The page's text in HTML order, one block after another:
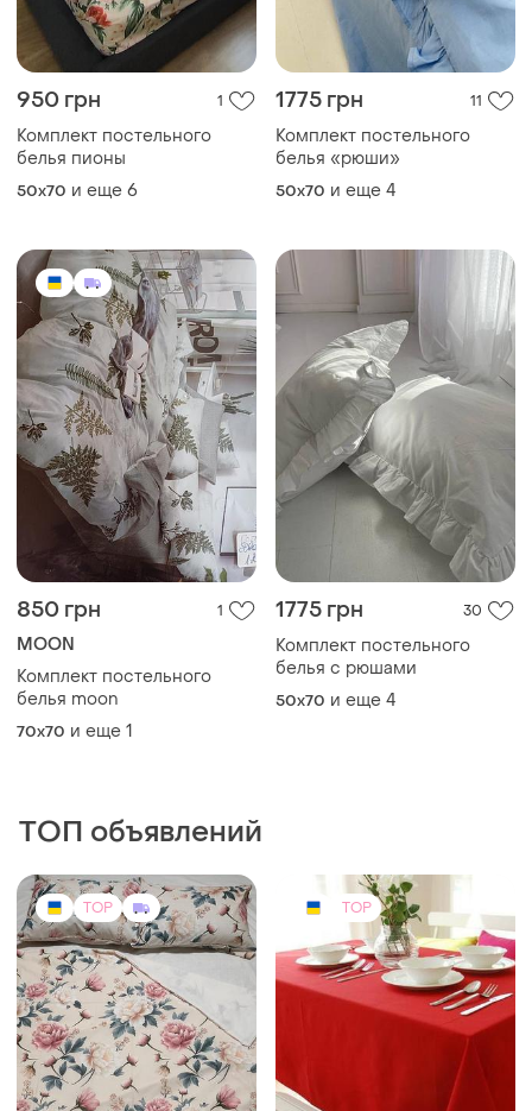
950 грн 1
Комплект постельного
белья пионы
50x70 и еще 6
1775 грн 11
Комплект постельного
белья «рюши»
50x70 и еще 4
850 грн 1
MOON
Комплект постельного
белья moon
70x70 и еще 1
1775 грн 30
Комплект постельного
белья с рюшами
50x70 и еще 4
ТОП объявлений
TOP TOP